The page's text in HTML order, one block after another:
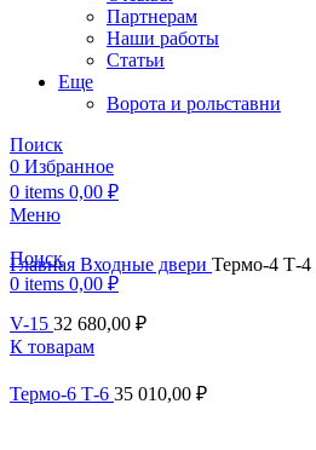
Партнерам
Наши работы
Статьи
Еще
Ворота и рольставни
Поиск
0 Избранное
0 items 0,00 ₽
Меню
Поиск
0 items 0,00 ₽
Главная Входные двери Термо-4 Т-4
V-15 32 680,00 ₽
К товарам
Термо-6 Т-6 35 010,00 ₽